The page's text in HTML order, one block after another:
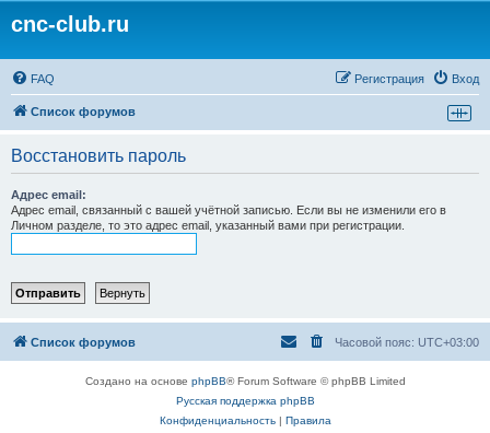
cnc-club.ru
FAQ Вход
Регистрация
Список форумов
Восстановить пароль
Адрес email:
Адрес email, связанный с вашей учётной записью. Если вы не изменили его в
Личном разделе, то это адрес email, указанный вами при регистрации.
Список форумов Часовой пояс: UTC+03:00
Создано на основе phpBB® Forum Software © phpBB Limited
Русская поддержка phpBB
Конфиденциальность| Правила